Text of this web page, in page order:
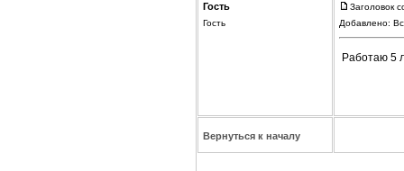
Гость
Гость
Заголовок
Добавлено:
Работаю 5
Вернуться к началу